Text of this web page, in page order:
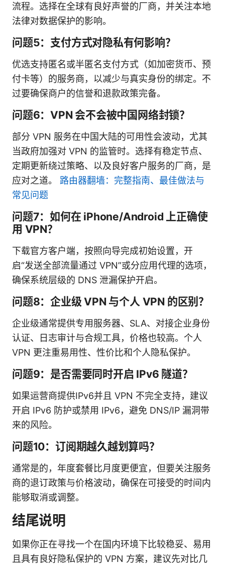
流程。选择在全球有良好声誉的厂商，并关注本地
法律对数据保护的影响。
问题5：支付方式对隐私有何影响？
优选支持匿名或半匿名支付方式（如加密货币、预
付卡等）的服务商，以减少与真实身份的绑定。不
过要确保商户的信誉和退款政策完备。
问题6：VPN 会不会被中国网络封锁？
部分 VPN 服务在中国大陆的可用性会波动，尤其
当政府加强对 VPN 的监管时。选择有稳定节点、
定期更新绕过策略、以及良好客户服务的厂商，是
应对之道。 路由器翻墙：完整指南、最佳做法与
常见问题
问题7：如何在 iPhone/Android 上正确使
用 VPN？
下载官方客户端，按照向导完成初始设置，开
启“发送全部流量通过 VPN”或分应用代理的选项，
确保系统层级的 DNS 泄漏保护开启。
问题8：企业级 VPN 与个人 VPN 的区别？
企业级通常提供专用服务器、SLA、对接企业身份
认证、日志审计与合规工具，价格也较高。个人
VPN 更注重易用性、性价比和个人隐私保护。
问题9：是否需要同时开启 IPv6 隧道？
如果运营商提供IPv6并且 VPN 不完全支持，建议
开启 IPv6 防护或禁用 IPv6，避免 DNS/IP 漏洞带
来的风险。
问题10：订阅期越久越划算吗？
通常是的，年度套餐比月度更便宜，但要关注服务
商的退订政策与价格波动，确保在可接受的时间内
能够取消或调整。
结尾说明
如果你正在寻找一个在国内环境下比较稳妥、易用
且具有良好隐私保护的 VPN 方案，建议先对比几